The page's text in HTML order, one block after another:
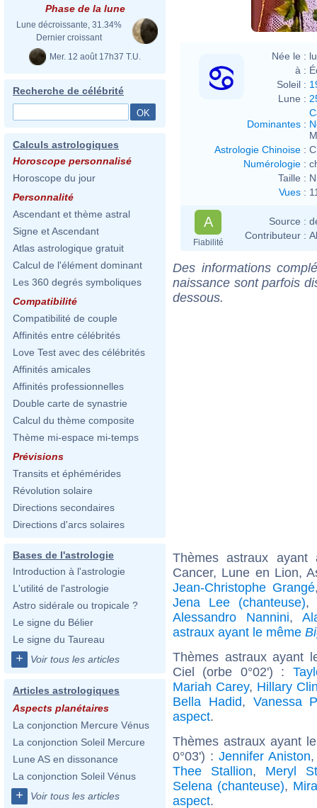
Phase de la lune
Lune décroissante, 31.34%
Dernier croissant
Mer. 12 août 17h37 T.U.
Recherche de célébrité
Calculs astrologiques
Horoscope personnalisé
Horoscope du jour
Personnalité
Ascendant et thème astral
Signe et Ascendant
Atlas astrologique gratuit
Calcul de l'élément dominant
Les 360 degrés symboliques
Compatibilité
Compatibilité de couple
Affinités entre célébrités
Love Test avec des célébrités
Affinités amicales
Affinités professionnelles
Double carte de synastrie
Calcul du thème composite
Thème mi-espace mi-temps
Prévisions
Transits et éphémérides
Révolution solaire
Directions secondaires
Directions d'arcs solaires
Bases de l'astrologie
Introduction à l'astrologie
L'utilité de l'astrologie
Astro sidérale ou tropicale ?
Le signe du Bélier
Le signe du Taureau
+ Voir tous les articles
Articles astrologiques
Aspects planétaires
La conjonction Mercure Vénus
La conjonction Soleil Mercure
Lune AS en dissonance
La conjonction Soleil Vénus
+ Voir tous les articles
Née le :
à :
Soleil :
Lune :
Dominantes :
Astrologie Chinoise :
Numérologie :
Taille :
Vues :
A
Fiabilité
Source :
Contributeur :
Des informations
naissance sont parfois
dessous.
Thèmes astraux
Cancer, Lune en Lion,
Jean-Christophe Grangé
Jena Lee (chanteuse),
Alessandro Nannini,
astraux ayant le même
Thèmes astraux ayant
Ciel (orbe 0°02') :
Mariah Carey, Hillary
Bella Hadid, Vanessa
aspect.
Thèmes astraux ayant
0°03') :Jennifer Aniston
Thee Stallion, Meryl
Selena (chanteuse),
aspect.